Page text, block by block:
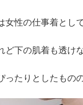
女性の仕事着とし
ど下の肌着も透け
ったりとしたもの